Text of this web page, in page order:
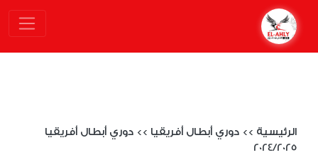
الرئيسية >> دوري أبطال أفريقيا >> دوري أبطال أفريقيا
2024/2025